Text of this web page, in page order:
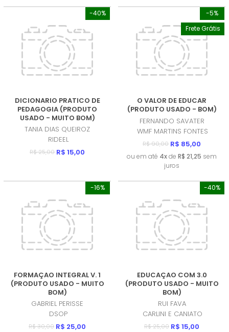
-40%
DICIONARIO PRATICO DE
PEDAGOGIA (PRODUTO
USADO - MUITO BOM)
TANIA DIAS QUEIROZ
RIDEEL
R$ 25,00 R$ 15,00
-5%
Frete Grátis
O VALOR DE EDUCAR
(PRODUTO USADO - BOM)
FERNANDO SAVATER
WMF MARTINS FONTES
R$ 90,00 R$ 85,00
ou em até 4xde R$ 21,25 sem
juros
-16%
FORMAÇAO INTEGRAL V. 1
(PRODUTO USADO - MUITO
BOM)
GABRIEL PERISSE
DSOP
R$ 30,00 R$ 25,00
-40%
EDUCAÇAO COM 3.0
(PRODUTO USADO - MUITO
BOM)
RUI FAVA
CARLINI E CANIATO
R$ 25,00 R$ 15,00